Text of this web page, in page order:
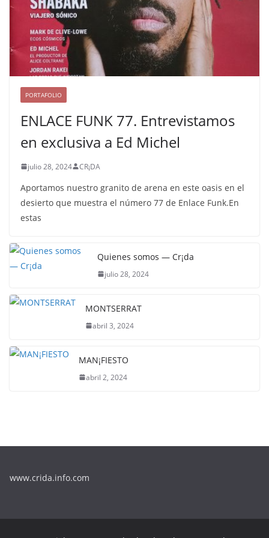
PORTAFOLIO
ENLACE FUNK 77. Entrevistamos
en exclusiva a Ed Michel
julio 28, 2024 CR¡DA
Aportamos nuestro granito de arena en este oasis en el
desierto que muestra el número 77 de Enlace Funk.En
estas
Quienes somos — Cr¡da
julio 28, 2024
MONTSERRAT
abril 3, 2024
MAN¡FIESTO
abril 2, 2024
www.crida.info.com